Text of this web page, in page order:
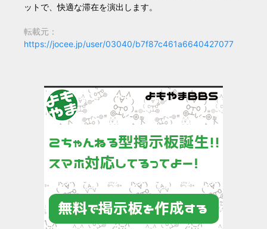
ットで、快適な滞在を演出します。
転載元：
https://jocee.jp/user/03040/b7f87c461a6640427077